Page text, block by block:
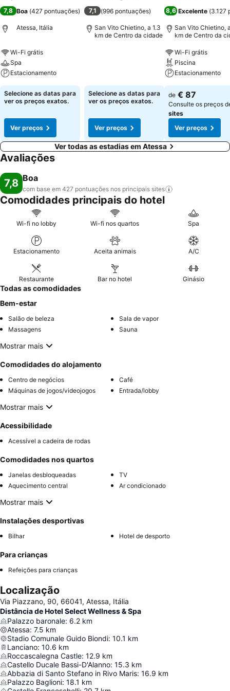
7,8 Boa (427 pontuações)
Atessa, Itália
Wi-Fi grátis
Spa
Estacionamento
Selecione as datas para
ver os preços exatos.
Ver preços
7,1 (996 pontuações)
San Vito Chietino, a 1.3
km de Centro da cidade
Selecione as datas para
ver os preços exatos.
Ver preços
8,6 Excelente (3.127
San Vito Chietino,
km de Centro da
Wi-Fi grátis
Piscina
Estacionamento
de € 87
Consulte os preços
sites
Ver preços
Ver todas as estadias em Atessa
Avaliações
7,8 Boa
com base em 427 pontuações nos principais sites
Comodidades principais do hotel
Wi-fi no lobby Wi-fi nos quartos Spa
Estacionamento Aceita animais A/C
Restaurante Bar no hotel Ginásio
Todas as comodidades
Bem-estar
Salão de beleza
Sala de vapor
Massagens
Sauna
Mostrar mais
Comodidades do alojamento
Centro de negócios
Café
Máquinas de jogos/videojogos
Entrada/lobby
Mostrar mais
Acessibilidade
Acessível a cadeira de rodas
Comodidades nos quartos
Janelas desbloqueadas
TV
Aquecimento central
Ar condicionado
Mostrar mais
Instalações desportivas
Bilhar Hotel de desporto
Para crianças
Refeições para crianças
Localização
Via Piazzano, 90, 66041, Atessa, Itália
Distância de Hotel Select Wellness & Spa
Palazzo baronale: 6.2 km
Atessa: 7.5 km
Stadio Comunale Guido Biondi: 10.1 km
Lanciano: 10.6 km
Roccascalegna Castle: 12.9 km
Castello Ducale Bassi-D'Alanno: 15.3 km
Abbazia di Santo Stefano in Rivo Maris: 16.9 km
Palazzo Baglioni: 18.1 km